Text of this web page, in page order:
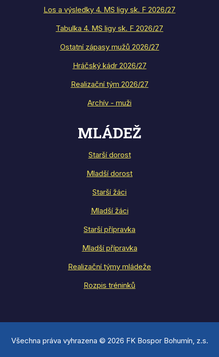
Los a výsledky 4. MS ligy sk. F 2026/27
Tabulka 4. MS ligy sk. F 2026/27
Ostatní zápasy mužů 2026/27
Hráčský kádr 2026/27
Realizační tým 2026/27
Archív - muži
MLÁDEŽ
Starší dorost
Mladší dorost
Starší žáci
Mladší žáci
Starší přípravka
Mladší přípravka
Realizační týmy mládeže
Rozpis tréninků
Všechna práva vyhrazena © 2026 FK Bospor Bohumín, z.s.